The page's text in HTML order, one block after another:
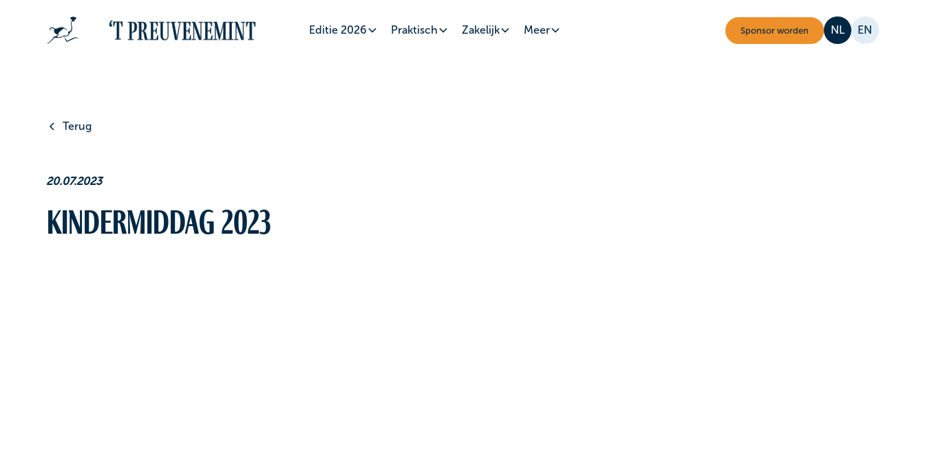
Editie 2026 Praktisch Zakelijk Meer Sponsor worden NL EN
Terug
20.07.2023
Kindermiddag 2023